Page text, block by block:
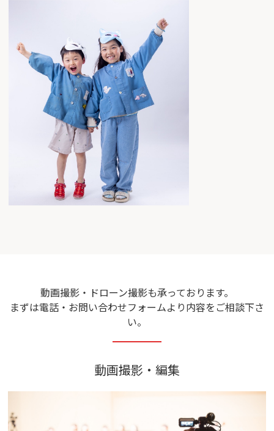
動画撮影・ドローン撮影も承っております。
まずは電話・お問い合わせフォームより内容をご相談下さ
い。
動画撮影・編集